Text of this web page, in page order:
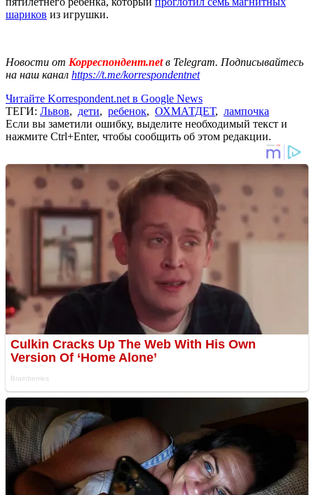
шариков из игрушки.
Новости от Корреспондент.netв Telegram. Подписывайтесь
на наш канал https://t.me/korrespondentnet
Читайте Korrespondent.net в Google News
ТЕГИ: Львов, дети, ребенок, ОХМАТДЕТ, лампочка
Если вы заметили ошибку, выделите необходимый текст и
нажмите Ctrl+Enter, чтобы сообщить об этом редакции.